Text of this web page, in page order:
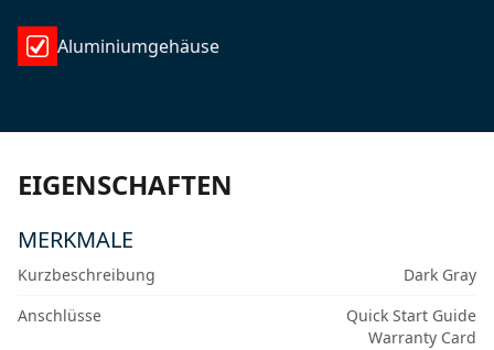
Aluminiumgehäuse
EIGENSCHAFTEN
MERKMALE
Kurzbeschreibung
Dark Gray
Anschlüsse
Quick Start Guide
Warranty Card